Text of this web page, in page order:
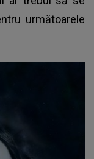
următoarele